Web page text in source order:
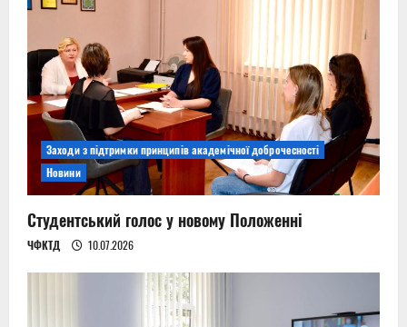
Заходи з підтримки принципів академічної доброчесності
Новини
Студентський голос у новому Положенні
ЧФКТД 10.07.2026